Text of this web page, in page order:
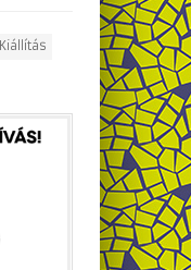
Kiállítás